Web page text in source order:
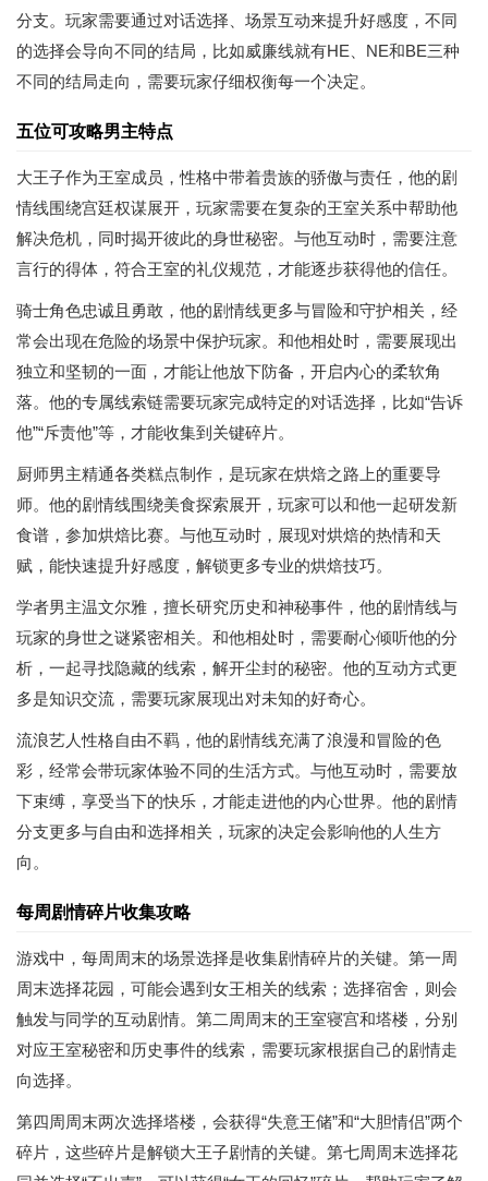
分支。玩家需要通过对话选择、场景互动来提升好感度，不同
的选择会导向不同的结局，比如威廉线就有HE、NE和BE三种
不同的结局走向，需要玩家仔细权衡每一个决定。
五位可攻略男主特点
大王子作为王室成员，性格中带着贵族的骄傲与责任，他的剧
情线围绕宫廷权谋展开，玩家需要在复杂的王室关系中帮助他
解决危机，同时揭开彼此的身世秘密。与他互动时，需要注意
言行的得体，符合王室的礼仪规范，才能逐步获得他的信任。
骑士角色忠诚且勇敢，他的剧情线更多与冒险和守护相关，经
常会出现在危险的场景中保护玩家。和他相处时，需要展现出
独立和坚韧的一面，才能让他放下防备，开启内心的柔软角
落。他的专属线索链需要玩家完成特定的对话选择，比如“告诉
他”“斥责他”等，才能收集到关键碎片。
厨师男主精通各类糕点制作，是玩家在烘焙之路上的重要导
师。他的剧情线围绕美食探索展开，玩家可以和他一起研发新
食谱，参加烘焙比赛。与他互动时，展现对烘焙的热情和天
赋，能快速提升好感度，解锁更多专业的烘焙技巧。
学者男主温文尔雅，擅长研究历史和神秘事件，他的剧情线与
玩家的身世之谜紧密相关。和他相处时，需要耐心倾听他的分
析，一起寻找隐藏的线索，解开尘封的秘密。他的互动方式更
多是知识交流，需要玩家展现出对未知的好奇心。
流浪艺人性格自由不羁，他的剧情线充满了浪漫和冒险的色
彩，经常会带玩家体验不同的生活方式。与他互动时，需要放
下束缚，享受当下的快乐，才能走进他的内心世界。他的剧情
分支更多与自由和选择相关，玩家的决定会影响他的人生方
向。
每周剧情碎片收集攻略
游戏中，每周周末的场景选择是收集剧情碎片的关键。第一周
周末选择花园，可能会遇到女王相关的线索；选择宿舍，则会
触发与同学的互动剧情。第二周周末的王室寝宫和塔楼，分别
对应王室秘密和历史事件的线索，需要玩家根据自己的剧情走
向选择。
第四周周末两次选择塔楼，会获得“失意王储”和“大胆情侣”两个
碎片，这些碎片是解锁大王子剧情的关键。第七周周末选择花